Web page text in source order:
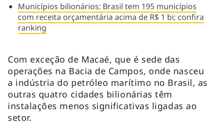
Municípios bilionários: Brasil tem 195 municípios
com receita orçamentária acima de R$ 1 bi; confira
ranking
Com exceção de Macaé, que é sede das
operações na Bacia de Campos, onde nasceu
a indústria do petróleo marítimo no Brasil, as
outras quatro cidades bilionárias têm
instalações menos significativas ligadas ao
setor.